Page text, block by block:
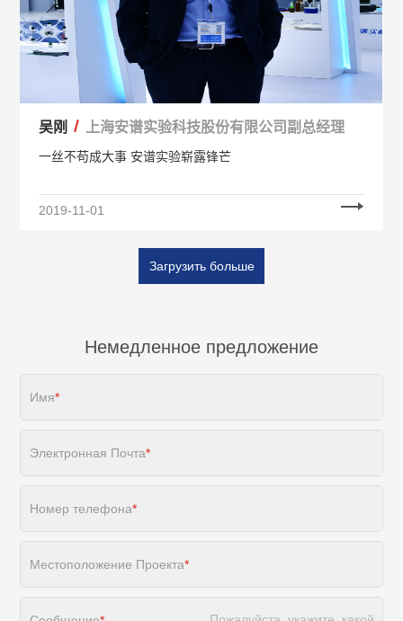
吴刚 上海安谱实验科技股份有限公司副总经理
一丝不苟成大事 安谱实验崭露锋芒
2019-11-01
Загрузить больше
Немедленное предложение
Имя*
Электронная Почта*
Номер телефона*
Местоположение Проекта*